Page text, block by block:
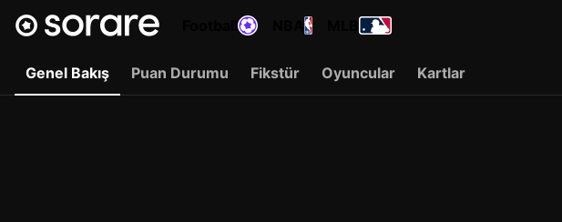
Genel Bakış Puan Durumu Fikstür Oyuncular Kartlar